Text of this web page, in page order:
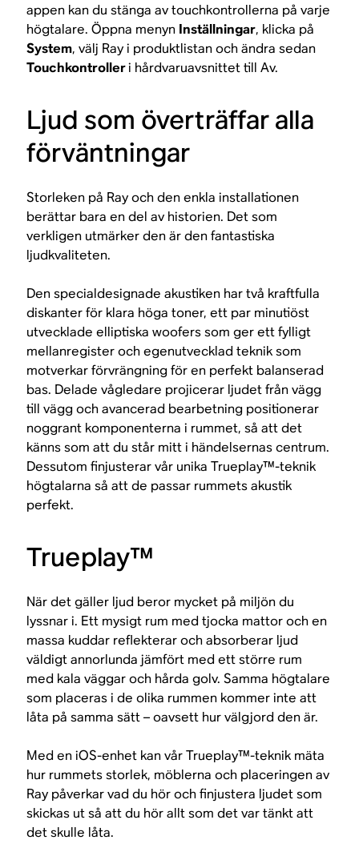
appen kan du stänga av touchkontrollerna på varje
högtalare. Öppna menyn Inställningar, klicka på
System, välj Ray i produktlistan och ändra sedan
Touchkontrolleri hårdvaruavsnittet till Av.
Ljud som överträffar alla
förväntningar
Storleken på Ray och den enkla installationen
berättar bara en del av historien. Det som
verkligen utmärker den är den fantastiska
ljudkvaliteten.
Den specialdesignade akustiken har två kraftfulla
diskanter för klara höga toner, ett par minutiöst
utvecklade elliptiska woofers som ger ett fylligt
mellanregister och egenutvecklad teknik som
motverkar förvrängning för en perfekt balanserad
bas. Delade vågledare projicerar ljudet från vägg
till vägg och avancerad bearbetning positionerar
noggrant komponenterna i rummet, så att det
känns som att du står mitt i händelsernas centrum.
Dessutom finjusterar vår unika Trueplay™-teknik
högtalarna så att de passar rummets akustik
perfekt.
Trueplay™
När det gäller ljud beror mycket på miljön du
lyssnar i. Ett mysigt rum med tjocka mattor och en
massa kuddar reflekterar och absorberar ljud
väldigt annorlunda jämfört med ett större rum
med kala väggar och hårda golv. Samma högtalare
som placeras i de olika rummen kommer inte att
låta på samma sätt – oavsett hur välgjord den är.
Med en iOS-enhet kan vår Trueplay™-teknik mäta
hur rummets storlek, möblerna och placeringen av
Ray påverkar vad du hör och finjustera ljudet som
skickas ut så att du hör allt som det var tänkt att
det skulle låta.